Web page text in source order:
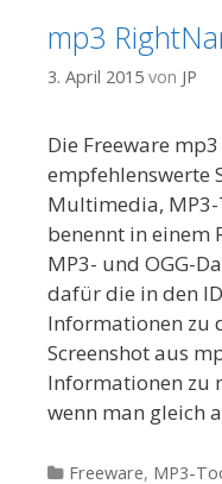
mp3
3. April 2015 von JP
Die Freeware
empfehlenswerte
Multimedia, MP3-
benennt in einem
MP3- und OGG-
dafür die in den
Informationen zu
Screenshot aus
Informationen zu
wenn man gleich
Kategorien
Freeware, MP3-